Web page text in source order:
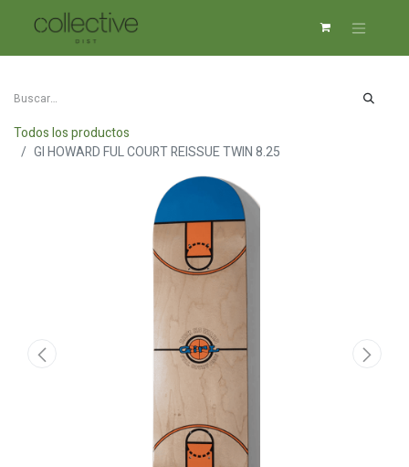
Todos los productos
GI HOWARD FUL COURT REISSUE TWIN 8.25